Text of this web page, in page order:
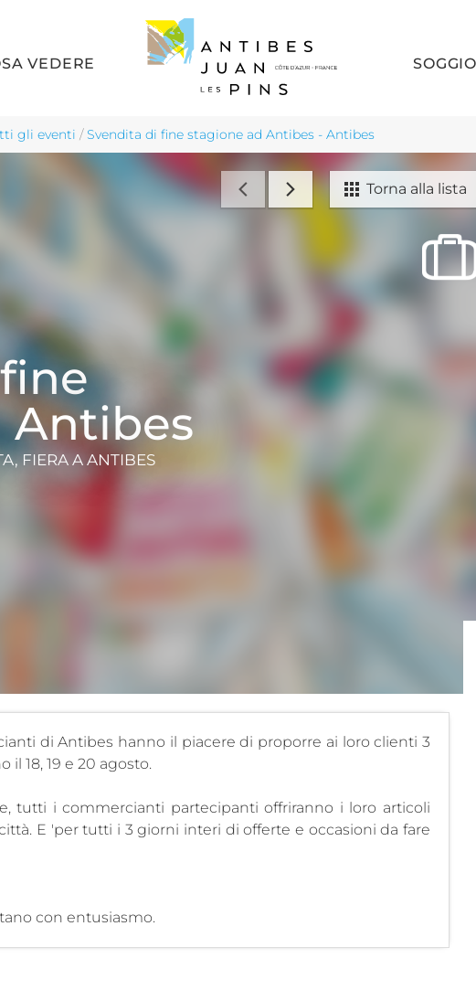
VEDERE
gli eventi /Svendita di fine stagione ad Antibes - Antibes
Torna alla lista
Antibes
FIERA A ANTIBES
di Antibes hanno il piacere di proporre ai loro clienti 3
18, 19 e 20 agosto.
tutti i commercianti partecipanti offriranno i loro articoli
E 'per tutti i 3 giorni interi di offerte e occasioni da fare
con entusiasmo.